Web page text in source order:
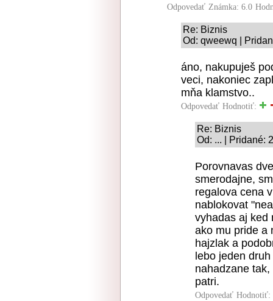
Odpovedať Známka: 6.0
Re: Biznis
Od: qweewq |
áno, nakupuješ
veci, nakoniec
mňa klamstvo..
Odpovedať Hodnotiť:
Re: Biznis
Od: ... | Pridané:
Porovnavas
smerodajne,
regalova cena
nablokovat
vyhadas aj ked
ako mu pride a
hajzlak a
lebo jeden
nahadzane
patri.
Odpovedať Hodnotiť: